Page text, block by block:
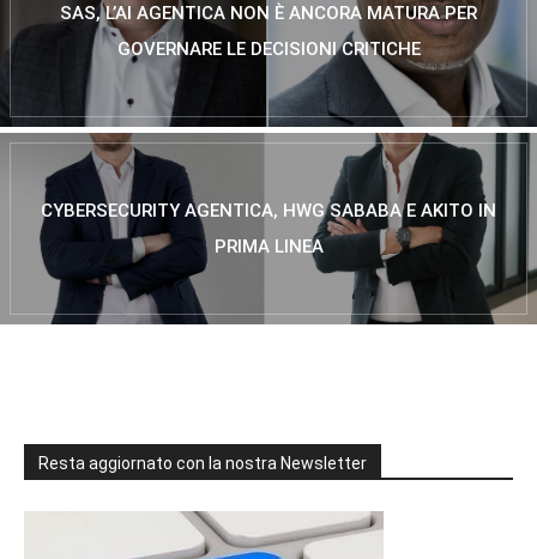
SAS, L’AI AGENTICA NON È ANCORA MATURA PER
GOVERNARE LE DECISIONI CRITICHE
CYBERSECURITY AGENTICA, HWG SABABA E AKITO IN
PRIMA LINEA
Resta aggiornato con la nostra Newsletter